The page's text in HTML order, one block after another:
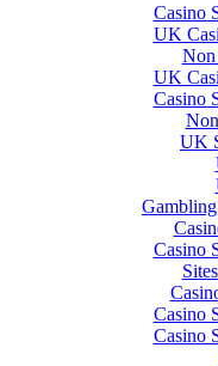
Casino
UK
Non
UK
Casino
UK
Casino
Casino
Casino